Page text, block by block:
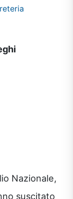
Nazionale,
suscitato